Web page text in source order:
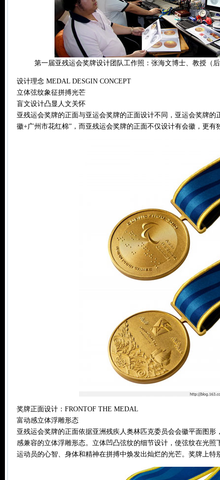
第一届亚残运会奖牌设计团队工作照：张海文博士、教授（
设计理念 MEDAL DESGIN CONCEPT
立体弦纹象征拼搏光芒
盲文设计凸显人文关怀
亚残运会奖牌的正面与亚运会奖牌的正面设计不同，亚运会奖牌的
徽+广州市花红棉”，而亚残运会奖牌的正面不仅设计有会徽，更有
奖牌正面设计：FRONTOF THE MEDAL
富动感立体浮雕形态
亚残运会奖牌的正面依据亚洲残疾人奥林匹克委员会会徽平面图形
感兼容的立体浮雕形态。立体凹凸弦纹的细节设计，使弦纹在光照
运动员的心智、身体和精神在拼搏中焕发出灿烂的光芒。奖牌上特